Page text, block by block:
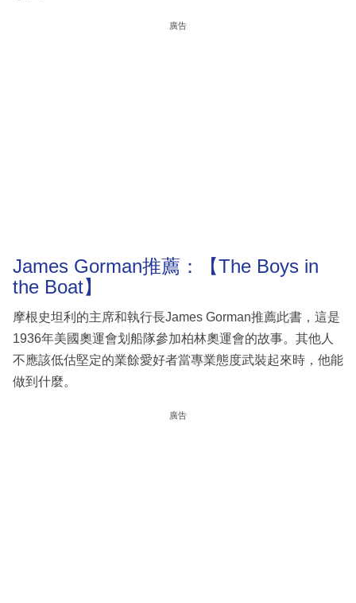
廣告
James Gorman推薦：【The Boys in
the Boat】
摩根史坦利的主席和執行長James Gorman推薦此書，這是
1936年美國奧運會划船隊參加柏林奧運會的故事。其他人
不應該低估堅定的業餘愛好者當專業態度武裝起來時，他能
做到什麼。
廣告